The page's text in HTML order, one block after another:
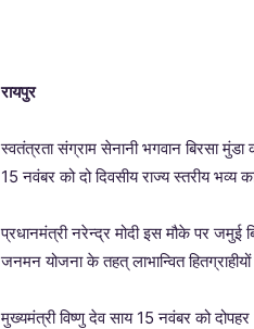
रायपुर
स्वतंत्रता संग्राम सेनानी भगवान बिरसा
15 नवंबर को दो दिवसीय राज्य स्तरीय भव्य
प्रधानमंत्री नरेन्द्र मोदी इस मौके पर जमुई
जनमन योजना के तहत् लाभान्वित
मुख्यमंत्री विष्णु देव साय 15 नवंबर को